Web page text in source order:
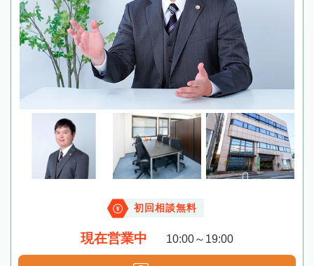
初回相談無料
現在営業中 10:00～19:00